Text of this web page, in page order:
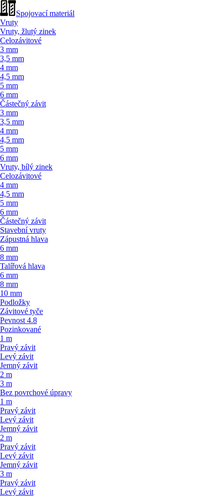
Spojovací materiál
Vruty
Vruty, žlutý zinek
Celozávitové
3 mm
3,5 mm
4 mm
4,5 mm
5 mm
6 mm
Částečný závit
3 mm
3,5 mm
4 mm
4,5 mm
5 mm
6 mm
Vruty, bílý zinek
Celozávitové
4 mm
4,5 mm
5 mm
6 mm
Částečný závit
Stavební vruty
Zápustná hlava
6 mm
8 mm
Talířová hlava
6 mm
8 mm
10 mm
Podložky
Závitové tyče
Pevnost 4.8
Pozinkované
1 m
Pravý závit
Levý závit
Jemný závit
2 m
3 m
Bez povrchové úpravy
1 m
Pravý závit
Levý závit
Jemný závit
2 m
Pravý závit
Levý závit
Jemný závit
3 m
Pravý závit
Levý závit